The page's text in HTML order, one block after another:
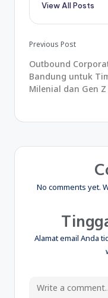
View All Posts
Previous Post
Outbound
Bandung untuk
Milenial dan Gen Z
No comments yet.
Alamat email Anda